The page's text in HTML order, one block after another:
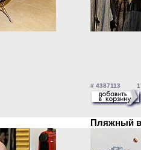
# 4387113 17
Пляжный